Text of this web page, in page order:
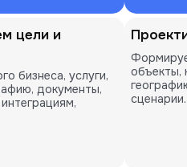
цели и
бизнеса, услуги,
документы,
объекты,
сценарии.